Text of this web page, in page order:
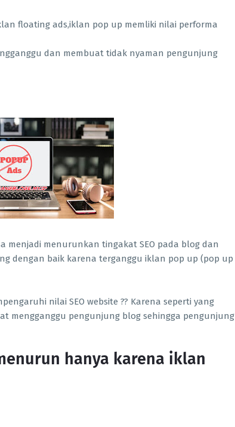
floating ads,iklan pop up memliki nilai performa
dan membuat tidak nyaman pengunjung
menjadi menurunkan tingakat SEO pada blog dan
dengan baik karena terganggu iklan pop up (pop up
nilai SEO website ?? Karena seperti yang
mengganggu pengunjung blog sehingga pengunjung
hanya karena iklan